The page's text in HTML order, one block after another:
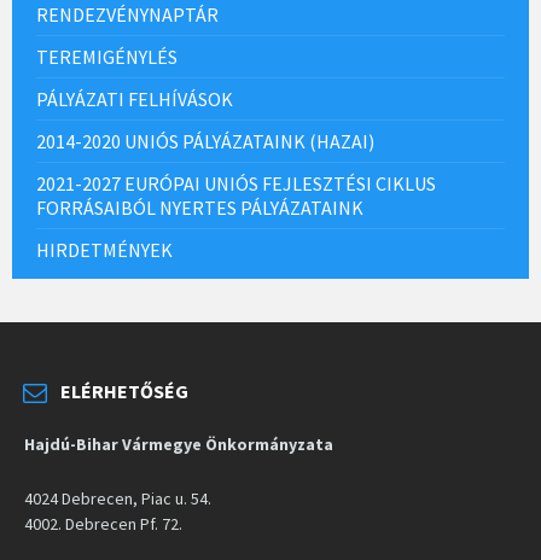
RENDEZVÉNYNAPTÁR
TEREMIGÉNYLÉS
PÁLYÁZATI FELHÍVÁSOK
2014-2020 UNIÓS PÁLYÁZATAINK (HAZAI)
2021-2027 EURÓPAI UNIÓS FEJLESZTÉSI CIKLUS
FORRÁSAIBÓL NYERTES PÁLYÁZATAINK
HIRDETMÉNYEK
ELÉRHETŐSÉG
Hajdú-Bihar Vármegye Önkormányzata
4024 Debrecen, Piac u. 54.
4002. Debrecen Pf. 72.